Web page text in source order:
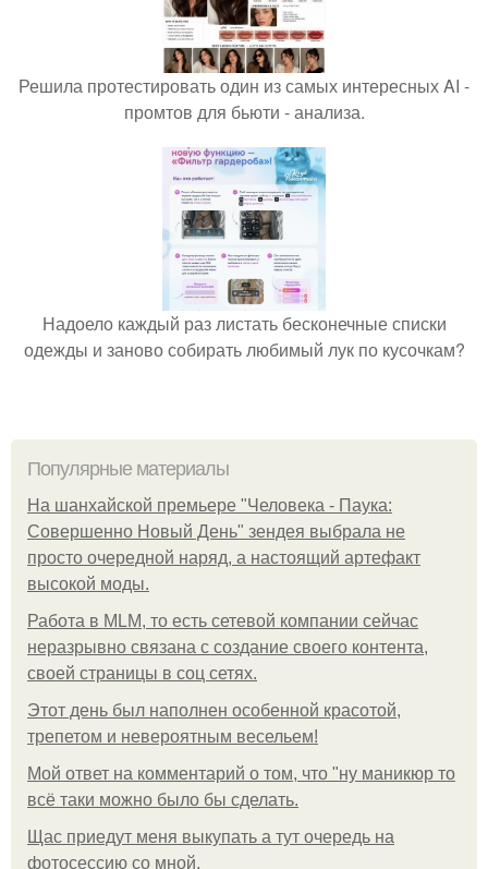
Решила протестировать один из самых интересных AI -
промтов для бьюти - анализа.
Надоело каждый раз листать бесконечные списки
одежды и заново собирать любимый лук по кусочкам?
Популярные материалы
На шанхайской премьере "Человека - Паука:
Совершенно Новый День" зендея выбрала не
просто очередной наряд, а настоящий артефакт
высокой моды.
Работа в MLM, то есть сетевой компании сейчас
неразрывно связана с создание своего контента,
своей страницы в соц сетях.
Этот день был наполнен особенной красотой,
трепетом и невероятным весельем!
Мой ответ на комментарий о том, что "ну маникюр то
всё таки можно было бы сделать.
Щас приедут меня выкупать а тут очередь на
фотосессию со мной.